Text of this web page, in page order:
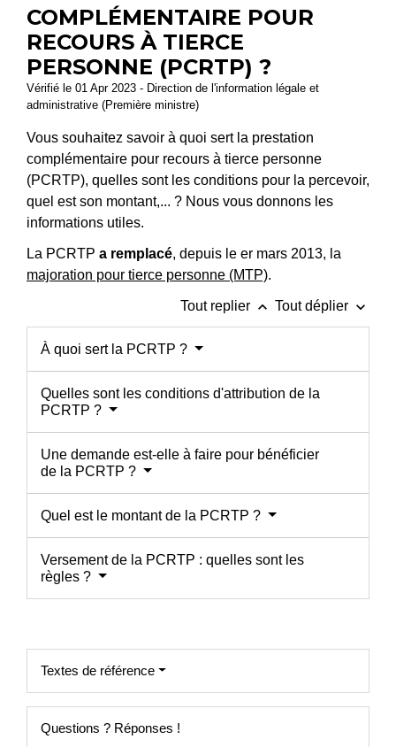
COMPLÉMENTAIRE POUR
RECOURS À TIERCE
PERSONNE (PCRTP) ?
Vérifié le 01 Apr 2023 - Direction de l'information légale et
administrative (Première ministre)
Vous souhaitez savoir à quoi sert la prestation
complémentaire pour recours à tierce personne
(PCRTP), quelles sont les conditions pour la percevoir,
quel est son montant,... ? Nous vous donnons les
informations utiles.
La PCRTP a remplacé, depuis le er mars 2013, la
majoration pour tierce personne (MTP).
Tout replier keyboard_arrow_up Tout déplier keyboard_arrow_down
À quoi sert la PCRTP ?
Quelles sont les conditions d'attribution de la
PCRTP ?
Une demande est-elle à faire pour bénéficier
de la PCRTP ?
Quel est le montant de la PCRTP ?
Versement de la PCRTP : quelles sont les
règles ?
Textes de référence
Questions ? Réponses !